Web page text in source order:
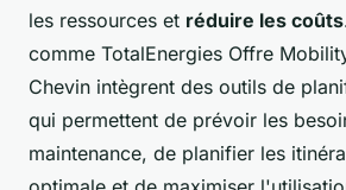
les ressources et réduire les coûts
comme TotalEnergies Offre
Chevin intègrent des outils de
qui permettent de prévoir les
maintenance, de planifier les